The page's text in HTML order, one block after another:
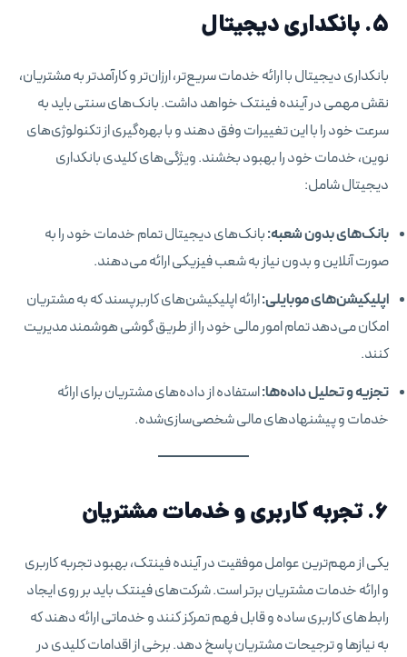
۵. بانکداری دیجیتال
بانکداری دیجیتال با ارائه خدمات سریع‌تر، ارزان‌تر و کارآمدتر به مشتریان،
نقش مهمی در آینده فینتک خواهد داشت. بانک‌های سنتی باید به
سرعت خود را با این تغییرات وفق دهند و با بهره‌گیری از تکنولوژی‌های
نوین، خدمات خود را بهبود بخشند. ویژگی‌های کلیدی بانکداری
دیجیتال شامل:
بانک‌های بدون شعبه:بانک‌های دیجیتال تمام خدمات خود را به
صورت آنلاین و بدون نیاز به شعب فیزیکی ارائه می‌دهند.
اپلیکیشن‌های موبایلی:ارائه اپلیکیشن‌های کاربرپسند که به مشتریان
امکان می‌دهد تمام امور مالی خود را از طریق گوشی هوشمند مدیریت
کنند.
تجزیه و تحلیل داده‌ها:استفاده از داده‌های مشتریان برای ارائه
خدمات و پیشنهادهای مالی شخصی‌سازی‌شده.
۶. تجربه کاربری و خدمات مشتریان
یکی از مهم‌ترین عوامل موفقیت در آینده فینتک، بهبود تجربه کاربری
و ارائه خدمات مشتریان برتر است. شرکت‌های فینتک باید بر روی ایجاد
رابط‌های کاربری ساده و قابل فهم تمرکز کنند و خدماتی ارائه دهند که
به نیازها و ترجیحات مشتریان پاسخ دهد. برخی از اقدامات کلیدی در